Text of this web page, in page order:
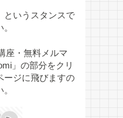
というスタンスで
座・無料メルマ
」の部分をクリ
ージに飛びますの